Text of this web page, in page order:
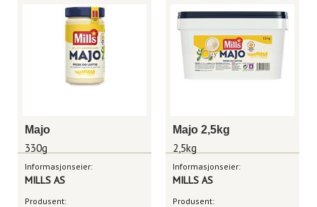
Majo
330g
Informasjonseier:
MILLS AS
Produsent:
Majo 2,5kg
2,5kg
Informasjonseier:
MILLS AS
Produsent: